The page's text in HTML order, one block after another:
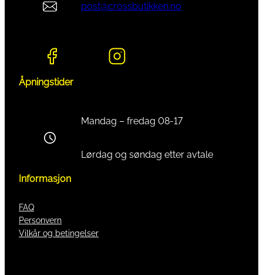
post@crossbutikken.no
Åpningstider
Mandag – fredag 08-17
Lørdag og søndag etter avtale
Informasjon
FAQ
Personvern
Vilkår og betingelser